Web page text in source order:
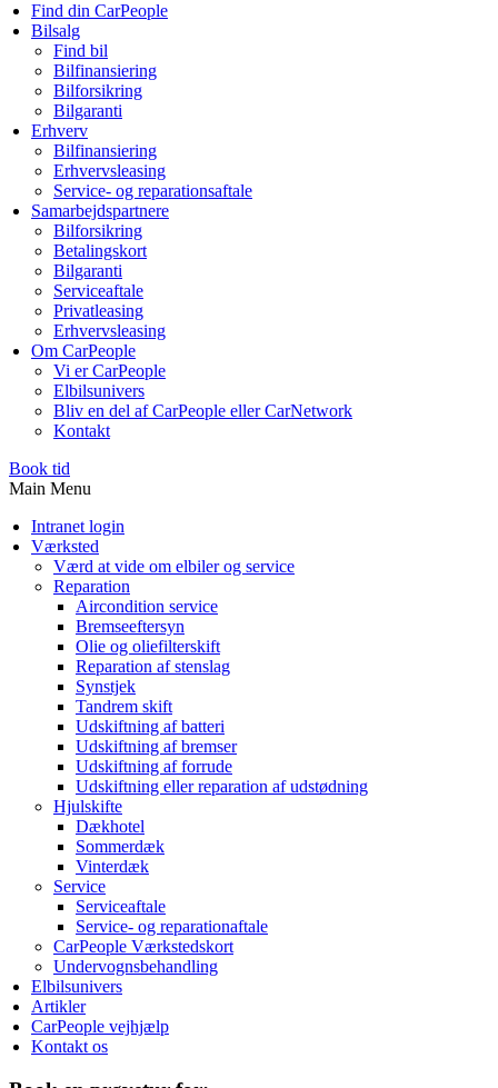
Find din CarPeople
Bilsalg
Find bil
Bilfinansiering
Bilforsikring
Bilgaranti
Erhverv
Bilfinansiering
Erhvervsleasing
Service- og reparationsaftale
Samarbejdspartnere
Bilforsikring
Betalingskort
Bilgaranti
Serviceaftale
Privatleasing
Erhvervsleasing
Om CarPeople
Vi er CarPeople
Elbilsunivers
Bliv en del af CarPeople eller CarNetwork
Kontakt
Book tid
Main Menu
Intranet login
Værksted
Værd at vide om elbiler og service
Reparation
Aircondition service
Bremseeftersyn
Olie og oliefilterskift
Reparation af stenslag
Synstjek
Tandrem skift
Udskiftning af batteri
Udskiftning af bremser
Udskiftning af forrude
Udskiftning eller reparation af udstødning
Hjulskifte
Dækhotel
Sommerdæk
Vinterdæk
Service
Serviceaftale
Service- og reparationaftale
CarPeople Værkstedskort
Undervognsbehandling
Elbilsunivers
Artikler
CarPeople vejhjælp
Kontakt os